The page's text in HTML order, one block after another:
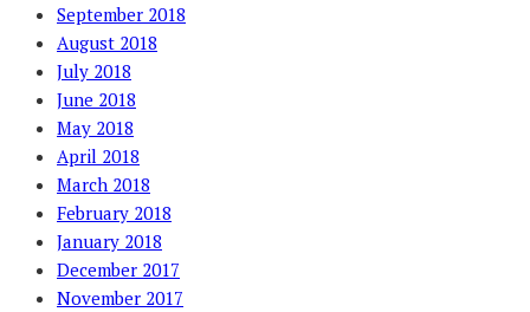
September 2018
August 2018
July 2018
June 2018
May 2018
April 2018
March 2018
February 2018
January 2018
December 2017
November 2017